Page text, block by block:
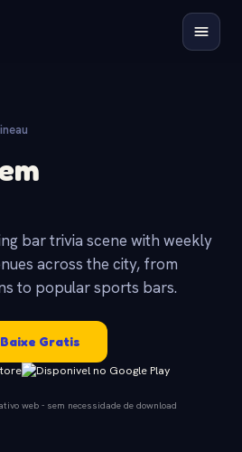
bar trivia scene with weekly
across the city, from
to popular sports bars.
Baixe Gratis
web - sem necessidade de download